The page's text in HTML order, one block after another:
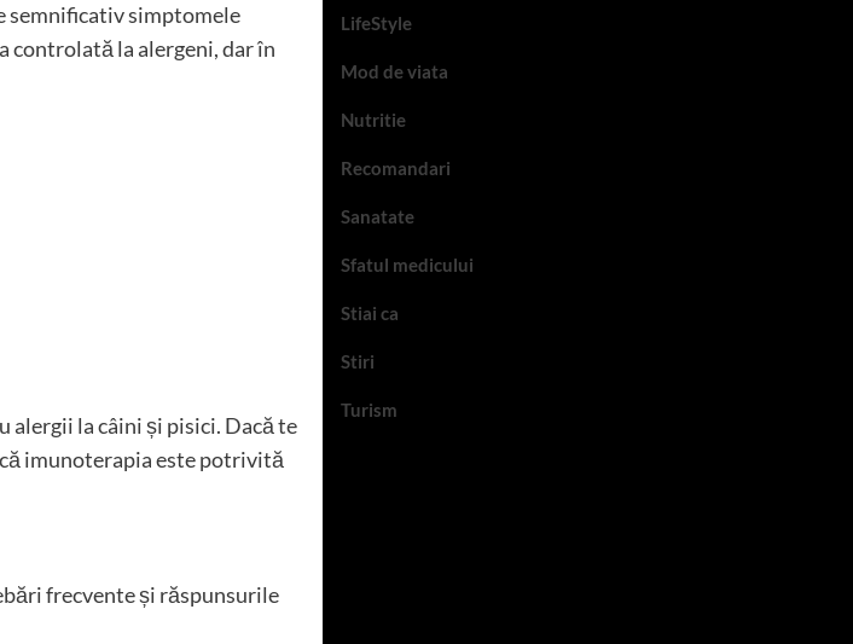
semnificativ simptomele
controlată la alergeni, dar în
alergii la câini și pisici. Dacă te
imunoterapia este potrivită
frecvente și răspunsurile
LifeStyle
Mod de viata
Nutritie
Recomandari
Sanatate
Sfatul medicului
Stiai ca
Stiri
Turism